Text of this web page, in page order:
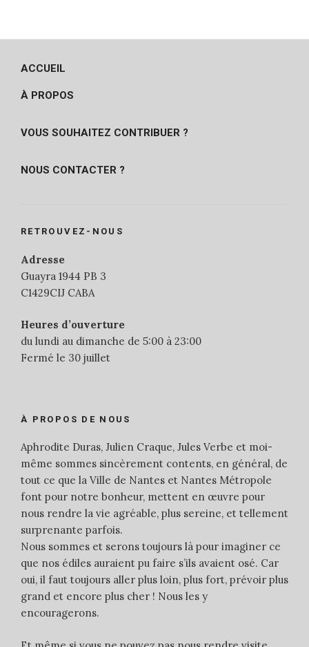
ACCUEIL
À PROPOS
VOUS SOUHAITEZ CONTRIBUER ?
NOUS CONTACTER ?
RETROUVEZ-NOUS
Adresse
Guayra 1944 PB 3
C1429CIJ CABA
Heures d’ouverture
du lundi au dimanche de 5:00 à 23:00
Fermé le 30 juillet
À PROPOS DE NOUS
Aphrodite Duras, Julien Craque, Jules Verbe et moi-
même sommes sincèrement contents, en général, de
tout ce que la Ville de Nantes et Nantes Métropole
font pour notre bonheur, mettent en œuvre pour
nous rendre la vie agréable, plus sereine, et tellement
surprenante parfois.
Nous sommes et serons toujours là pour imaginer ce
que nos édiles auraient pu faire s’ils avaient osé. Car
oui, il faut toujours aller plus loin, plus fort, prévoir plus
grand et encore plus cher ! Nous les y
encouragerons.